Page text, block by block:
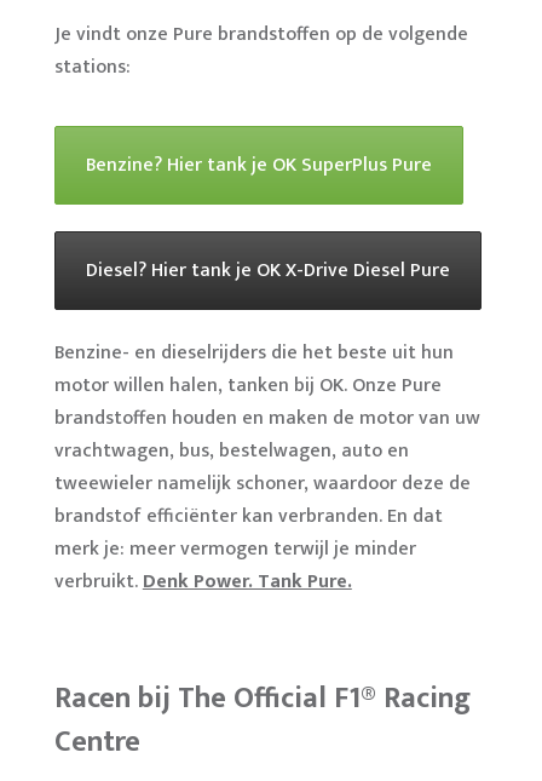
Je vindt onze Pure brandstoffen op de volgende
stations:
Benzine? Hier tank je OK SuperPlus Pure
Diesel? Hier tank je OK X-Drive Diesel Pure
Benzine- en dieselrijders die het beste uit hun
motor willen halen, tanken bij OK. Onze Pure
brandstoffen houden en maken de motor van uw
vrachtwagen, bus, bestelwagen, auto en
tweewieler namelijk schoner, waardoor deze de
brandstof efficiënter kan verbranden. En dat
merk je: meer vermogen terwijl je minder
verbruikt.Denk Power. Tank Pure.
Racen bij The Official F1® Racing
Centre